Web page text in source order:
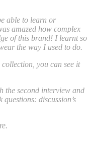
able to learn or
amazed how complex
of this brand! I learnt so
the way I used to do.
you can see it
the second interview and
questions: discussion’s